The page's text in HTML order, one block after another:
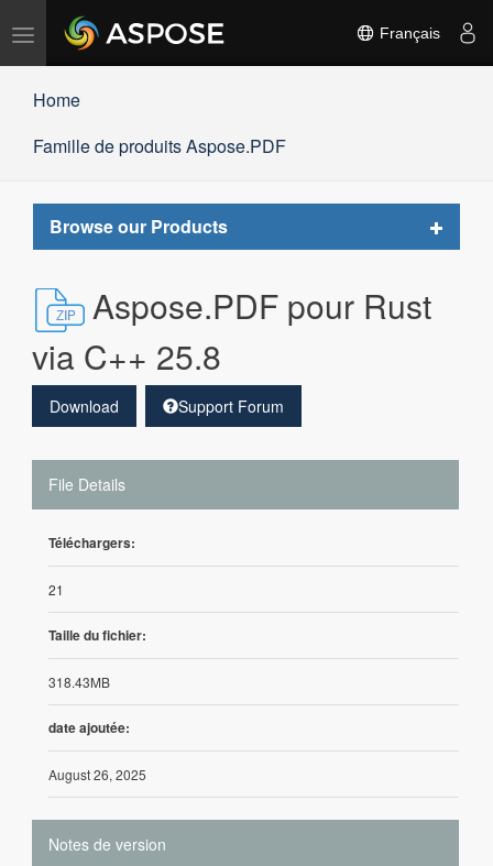
Basculer
Français
Home
Famille de produits Aspose.PDF
Browse our Products
Toggle
Aspose.PDF pour Rust
via C++ 25.8
Download Support Forum
File Details
Téléchargers:
21
Taille du fichier:
318.43MB
date ajoutée:
August 26, 2025
Notes de version